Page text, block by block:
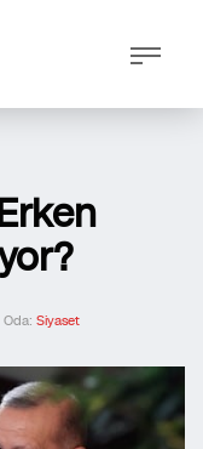
Oda: Siyaset